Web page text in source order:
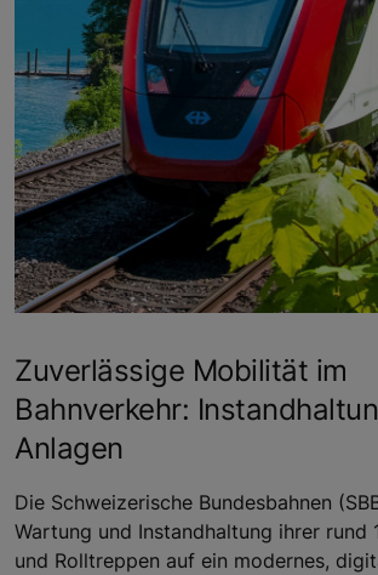
Zuverlässige Mobilität im
Bahnverkehr:
Anlagen
Die Schweizerische Bundesbahnen
Wartung und Instandhaltung ihrer rund
und Rolltreppen auf ein modernes,